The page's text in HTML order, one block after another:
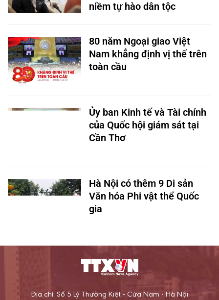
niềm tự hào dân tộc
80 năm Ngoại giao Việt
Nam khẳng định vị thế trên
toàn cầu
Ủy ban Kinh tế và Tài chính
của Quốc hội giám sát tại
Cần Thơ
Hà Nội có thêm 9 Di sản
Văn hóa Phi vật thể Quốc
gia
Địa chỉ: Số 5 Lý Thường Kiệt - Cửa Nam - Hà Nội